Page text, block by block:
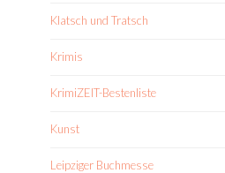
Klatsch und Tratsch
Krimis
KrimiZEIT-Bestenliste
Kunst
Leipziger Buchmesse